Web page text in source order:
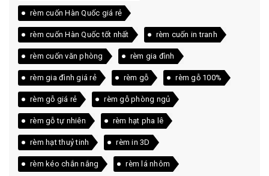
rèm cuốn Hàn Quốc giá rẻ
rèm cuốn Hàn Quốc tốt nhất rèm cuốn in tranh
rèm cuốn văn phòng rèm gia đình
rèm gia đình giá rẻ rèm gỗ rèm gỗ 100%
rèm gỗ giá rẻ rèm gỗ phòng ngủ
rèm gỗ tự nhiên rèm hạt pha lê
rèm hạt thuỷ tinh rèm in 3D
rèm kéo chắn nắng rèm lá nhôm